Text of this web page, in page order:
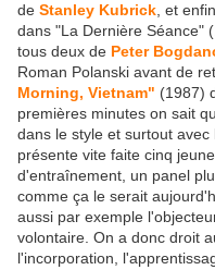
de Stanley Kubrick , et
dans "La Dernière Séance"
tous deux de Peter
Roman Polanski avant de
Morning, Vietnam" (1987)
premières minutes on sait
dans le style et surtout
présente vite faite cinq
d'entraînement, un panel
comme ça le serait
aussi par exemple
volontaire. On a donc droit
l'incorporation,